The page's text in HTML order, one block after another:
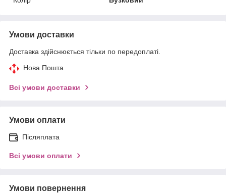
Умови доставки
Доставка здійснюється тільки по передоплаті.
Нова Пошта
Всі умови доставки
Умови оплати
Післяплата
Всі умови оплати
Умови повернення